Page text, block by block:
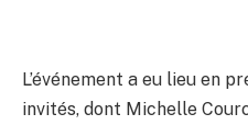
L’événement a eu lieu en
invités, dont Michelle